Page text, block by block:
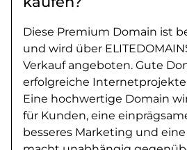
Diese Premium Domain ist
und wird über
Verkauf angeboten. Gute
erfolgreiche
Eine hochwertige Domain
für Kunden, eine
besseres Marketing und